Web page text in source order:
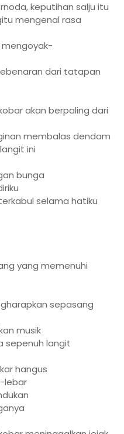
keputihan salju itu
mengenal rasa
dari tatapan
akan berpaling dari
membalas dendam
ini
bunga
selama hatiku
yang memenuhi
sepasang
musik
sepenuh langit
hangus
lebar